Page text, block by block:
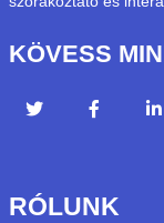
KÖVESS
RÓLUNK